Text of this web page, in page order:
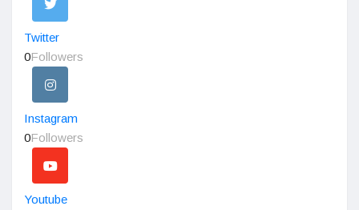
Twitter
0Followers
Instagram
0Followers
Youtube